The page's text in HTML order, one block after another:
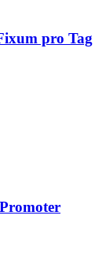
pro Tag